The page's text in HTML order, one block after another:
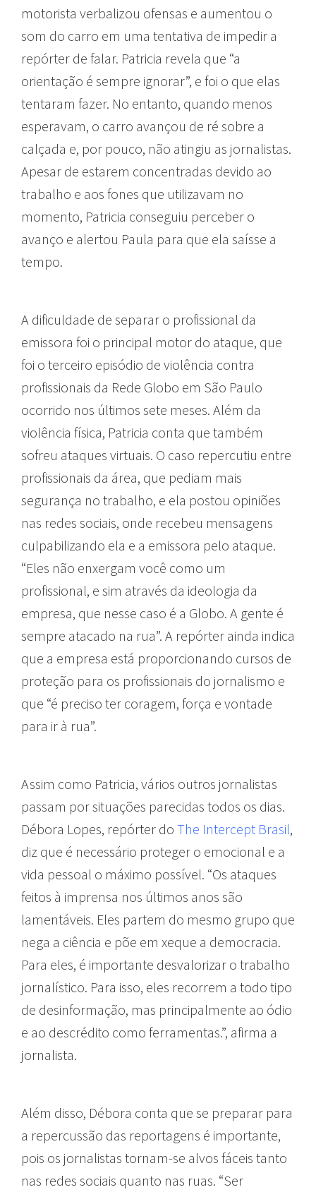
motorista verbalizou ofensas e aumentou o
som do carro em uma tentativa de impedir a
repórter de falar. Patricia revela que “a
orientação é sempre ignorar”, e foi o que elas
tentaram fazer. No entanto, quando menos
esperavam, o carro avançou de ré sobre a
calçada e, por pouco, não atingiu as jornalistas.
Apesar de estarem concentradas devido ao
trabalho e aos fones que utilizavam no
momento, Patricia conseguiu perceber o
avanço e alertou Paula para que ela saísse a
tempo.
A dificuldade de separar o profissional da
emissora foi o principal motor do ataque, que
foi o terceiro episódio de violência contra
profissionais da Rede Globo em São Paulo
ocorrido nos últimos sete meses. Além da
violência física, Patricia conta que também
sofreu ataques virtuais. O caso repercutiu entre
profissionais da área, que pediam mais
segurança no trabalho, e ela postou opiniões
nas redes sociais, onde recebeu mensagens
culpabilizando ela e a emissora pelo ataque.
“Eles não enxergam você como um
profissional, e sim através da ideologia da
empresa, que nesse caso é a Globo. A gente é
sempre atacado na rua”. A repórter ainda indica
que a empresa está proporcionando cursos de
proteção para os profissionais do jornalismo e
que “é preciso ter coragem, força e vontade
para ir à rua”.
Assim como Patricia, vários outros jornalistas
passam por situações parecidas todos os dias.
Débora Lopes, repórter do The Intercept Brasil,
diz que é necessário proteger o emocional e a
vida pessoal o máximo possível. “Os ataques
feitos à imprensa nos últimos anos são
lamentáveis. Eles partem do mesmo grupo que
nega a ciência e põe em xeque a democracia.
Para eles, é importante desvalorizar o trabalho
jornalístico. Para isso, eles recorrem a todo tipo
de desinformação, mas principalmente ao ódio
e ao descrédito como ferramentas.”, afirma a
jornalista.
Além disso, Débora conta que se preparar para
a repercussão das reportagens é importante,
pois os jornalistas tornam-se alvos fáceis tanto
nas redes sociais quanto nas ruas. “Ser